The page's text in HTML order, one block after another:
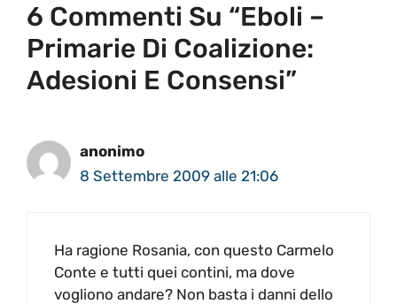
6 Commenti Su “Eboli –
Primarie Di Coalizione:
Adesioni E Consensi”
anonimo
8 Settembre 2009 alle 21:06
Ha ragione Rosania, con questo Carmelo
Conte e tutti quei contini, ma dove
vogliono andare? Non basta i danni dello